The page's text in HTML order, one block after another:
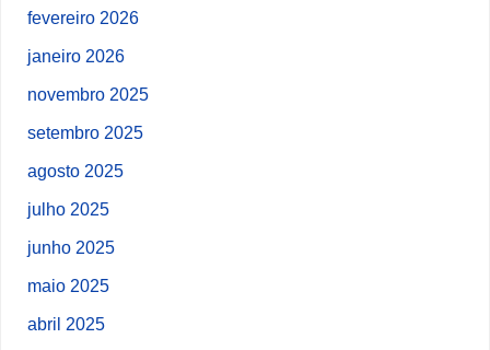
fevereiro 2026
janeiro 2026
novembro 2025
setembro 2025
agosto 2025
julho 2025
junho 2025
maio 2025
abril 2025